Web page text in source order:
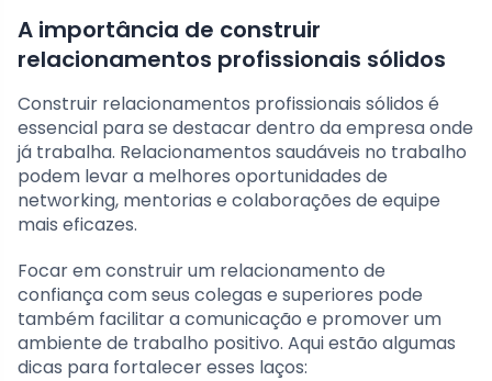
A importância de construir
relacionamentos profissionais sólidos
Construir relacionamentos profissionais sólidos é
essencial para se destacar dentro da empresa onde
já trabalha. Relacionamentos saudáveis no trabalho
podem levar a melhores oportunidades de
networking, mentorias e colaborações de equipe
mais eficazes.
Focar em construir um relacionamento de
confiança com seus colegas e superiores pode
também facilitar a comunicação e promover um
ambiente de trabalho positivo. Aqui estão algumas
dicas para fortalecer esses laços: